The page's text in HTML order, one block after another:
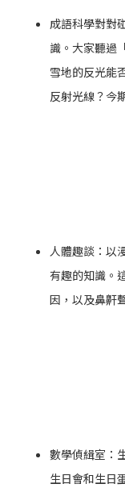
成語科學對對
識。大家聽過
雪地的反光能
反射光線？今
人體趣談：以
有趣的知識。
因，以及鼻鼾
數學偵緝室：
生日會和生日